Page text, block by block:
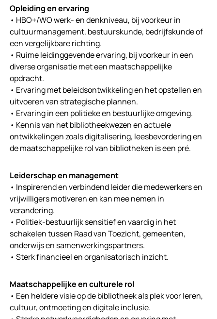
Opleiding en ervaring
• HBO+/WO werk- en denkniveau, bij voorkeur in
cultuurmanagement, bestuurskunde, bedrijfskunde of
een vergelijkbare richting.
• Ruime leidinggevende ervaring, bij voorkeur in een
diverse organisatie met een maatschappelijke
opdracht.
• Ervaring met beleidsontwikkeling en het opstellen en
uitvoeren van strategische plannen.
• Ervaring in een politieke en bestuurlijke omgeving.
• Kennis van het bibliotheekwezen en actuele
ontwikkelingen zoals digitalisering, leesbevordering en
de maatschappelijke rol van bibliotheken is een pré.
Leiderschap en management
• Inspirerend en verbindend leider die medewerkers en
vrijwilligers motiveren en kan mee nemen in
verandering.
• Politiek-bestuurlijk sensitief en vaardig in het
schakelen tussen Raad van Toezicht, gemeenten,
onderwijs en samenwerkingspartners.
• Sterk financieel en organisatorisch inzicht.
Maatschappelijke en culturele rol
• Een heldere visie op de bibliotheek als plek voor leren,
cultuur, ontmoeting en digitale inclusie.